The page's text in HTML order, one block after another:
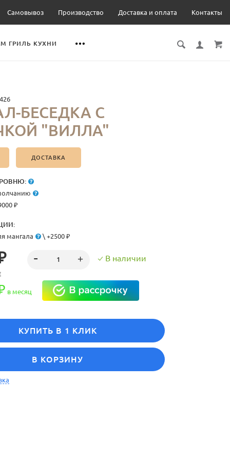
Самовывоз Производство Доставка и оплата Контакты
ГРИЛЬ КУХНИ
БЕСЕДКА С
"ВИЛЛА"
ДОСТАВКА
₽
мангала
\ +2500 ₽
В наличии
в месяц
КУПИТЬ В 1 КЛИК
В КОРЗИНУ